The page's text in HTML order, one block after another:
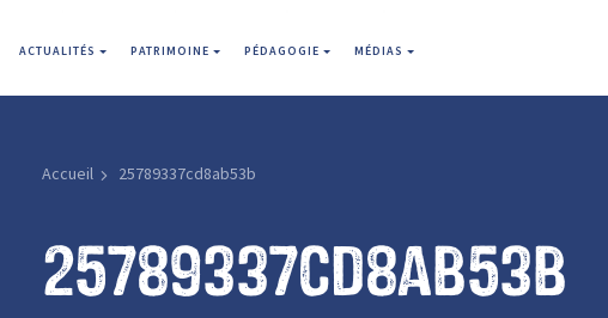
ACTUALITÉS PATRIMOINE PÉDAGOGIE MÉDIAS
Accueil 25789337cd8ab53b
25789337cd8ab53b